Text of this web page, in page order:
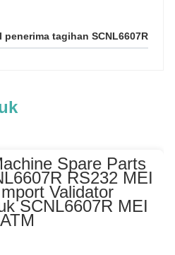
penerima tagihan SCNL6607R
Spare Parts
RS232 MEI
Validator
SCNL6607R MEI
ATM